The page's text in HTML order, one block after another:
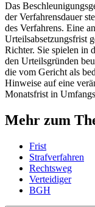
Das
der Verfahrensdauer
des Verfahrens. Eine
Urteilsabsetzungsfrist
Richter. Sie spielen in
den Urteilsgründen
die vom Gericht als
Hinweise auf eine
Monatsfrist in
Mehr zum
Frist
Strafverfahren
Rechtsweg
Verteidiger
BGH